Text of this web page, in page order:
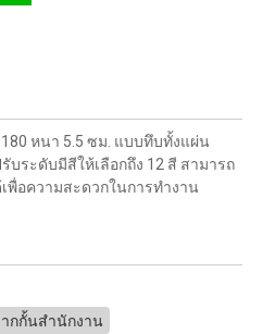
หนา 5.5 ซม. แบบทึบทั้งแผ่น
บระดับมีสีให้เลือกถึง 12 สี สามารถ
พื่อความสะดวกในการทำงาน
กกั้นสำนักงาน